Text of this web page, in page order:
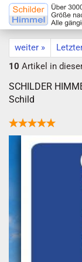
weiter »
10 Artikel in
SCHILDER
Schild